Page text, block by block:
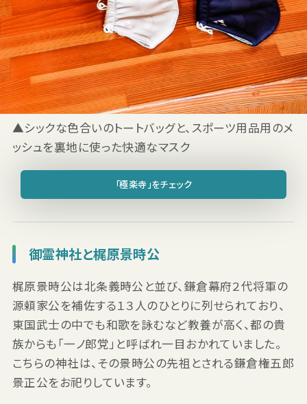
▲シックな色合いのトートバッグと、スポーツ用品用のメ
ッシュを裏地に使った快適なマスク
「極楽寺」をチェック
御霊神社と梶原景時公
梶原景時公は北条義時公と並び、鎌倉幕府２代将軍の
源頼家公を補佐する１３人のひとりに列せられており、
東国武士の中でも和歌を詠むなど教養が高く、都の貴
族からも「一ノ郎党」と呼ばれ一目おかれていました。
こちらの神社は、その景時公の先祖とされる鎌倉権五郎
景正公をお祀りしています。